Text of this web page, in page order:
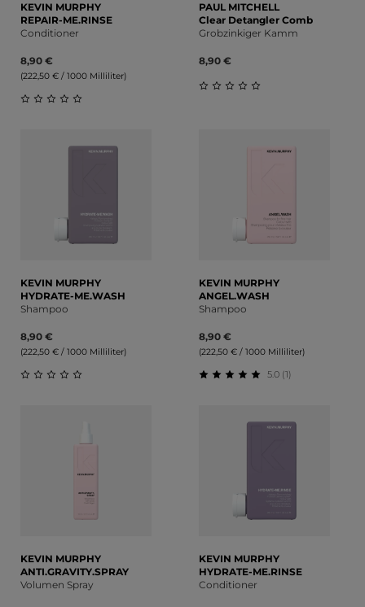
KEVIN MURPHY
REPAIR-ME.RINSE
Conditioner
8,90 €
(222,50 € / 1000 Milliliter)
PAUL MITCHELL
Clear Detangler Comb
Grobzinkiger Kamm
8,90 €
KEVIN MURPHY
HYDRATE-ME.WASH
Shampoo
8,90 €
(222,50 € / 1000 Milliliter)
KEVIN MURPHY
ANGEL.WASH
Shampoo
8,90 €
(222,50 € / 1000 Milliliter)
5.0 (1)
KEVIN MURPHY
ANTI.GRAVITY.SPRAY
Volumen Spray
KEVIN MURPHY
HYDRATE-ME.RINSE
Conditioner